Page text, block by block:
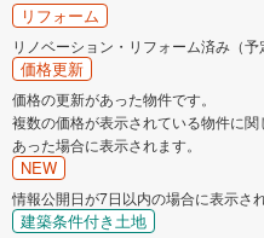
リフォーム
リノベーション・リフォーム済み（予
価格更新
価格の更新があった物件です。
複数の価格が表示されている物件に
あった場合に表示されます。
NEW
情報公開日が7日以内の場合に表示され
建築条件付き土地